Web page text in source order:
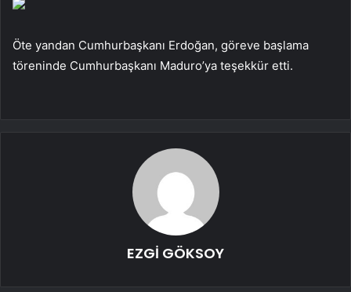
Öte yandan Cumhurbaşkanı Erdoğan, göreve başlama
töreninde Cumhurbaşkanı Maduro’ya teşekkür etti.
EZGİ GÖKSOY